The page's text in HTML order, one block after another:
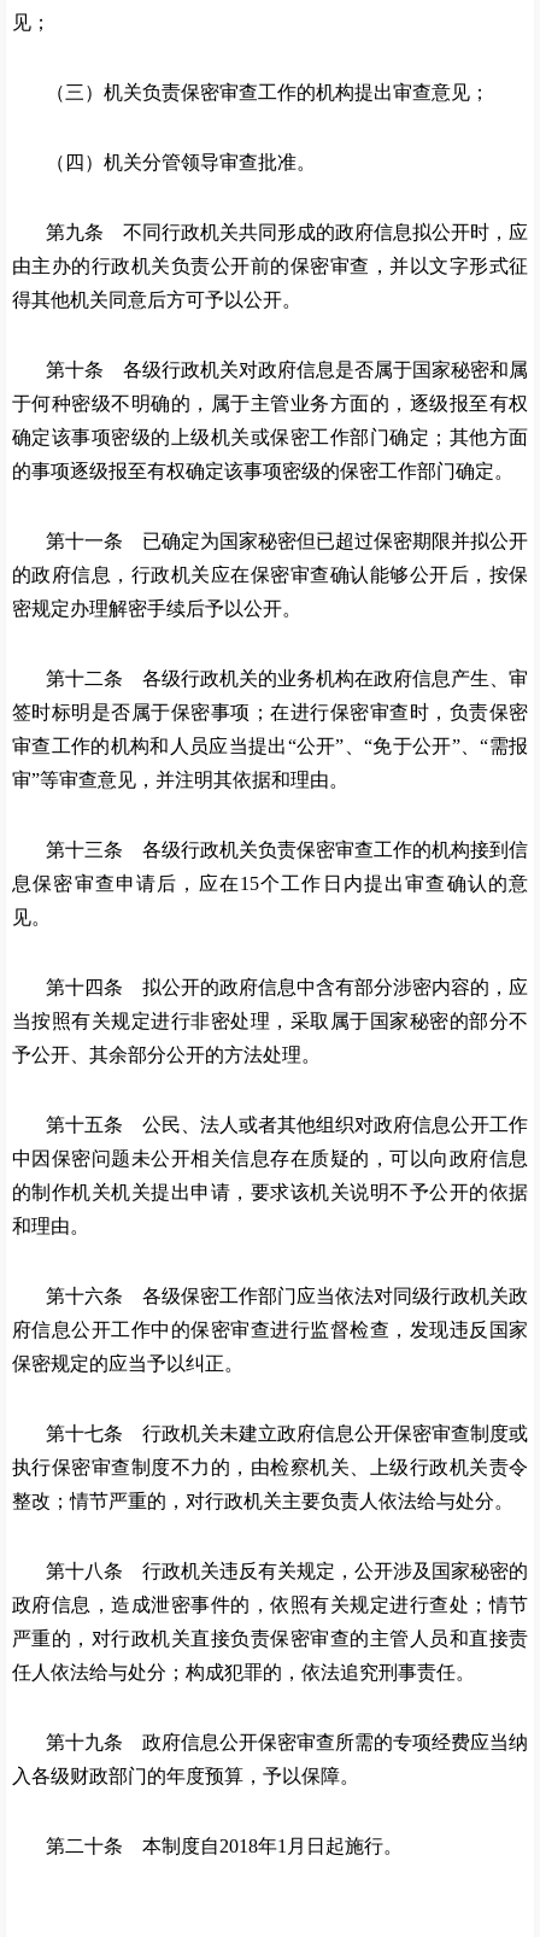
见；
（三）机关负责保密审查工作的机构提出审查意见；
（四）机关分管领导审查批准。
第九条 不同行政机关共同形成的政府信息拟公开时，应
由主办的行政机关负责公开前的保密审查，并以文字形式征
得其他机关同意后方可予以公开。
第十条 各级行政机关对政府信息是否属于国家秘密和属
于何种密级不明确的，属于主管业务方面的，逐级报至有权
确定该事项密级的上级机关或保密工作部门确定；其他方面
的事项逐级报至有权确定该事项密级的保密工作部门确定。
第十一条 已确定为国家秘密但已超过保密期限并拟公开
的政府信息，行政机关应在保密审查确认能够公开后，按保
密规定办理解密手续后予以公开。
第十二条 各级行政机关的业务机构在政府信息产生、审
签时标明是否属于保密事项；在进行保密审查时，负责保密
审查工作的机构和人员应当提出“公开”、“免于公开”、“需报
审”等审查意见，并注明其依据和理由。
第十三条 各级行政机关负责保密审查工作的机构接到信
息保密审查申请后，应在15个工作日内提出审查确认的意
见。
第十四条 拟公开的政府信息中含有部分涉密内容的，应
当按照有关规定进行非密处理，采取属于国家秘密的部分不
予公开、其余部分公开的方法处理。
第十五条 公民、法人或者其他组织对政府信息公开工作
中因保密问题未公开相关信息存在质疑的，可以向政府信息
的制作机关机关提出申请，要求该机关说明不予公开的依据
和理由。
第十六条 各级保密工作部门应当依法对同级行政机关政
府信息公开工作中的保密审查进行监督检查，发现违反国家
保密规定的应当予以纠正。
第十七条 行政机关未建立政府信息公开保密审查制度或
执行保密审查制度不力的，由检察机关、上级行政机关责令
整改；情节严重的，对行政机关主要负责人依法给与处分。
第十八条 行政机关违反有关规定，公开涉及国家秘密的
政府信息，造成泄密事件的，依照有关规定进行查处；情节
严重的，对行政机关直接负责保密审查的主管人员和直接责
任人依法给与处分；构成犯罪的，依法追究刑事责任。
第十九条 政府信息公开保密审查所需的专项经费应当纳
入各级财政部门的年度预算，予以保障。
第二十条 本制度自2018年1月日起施行。